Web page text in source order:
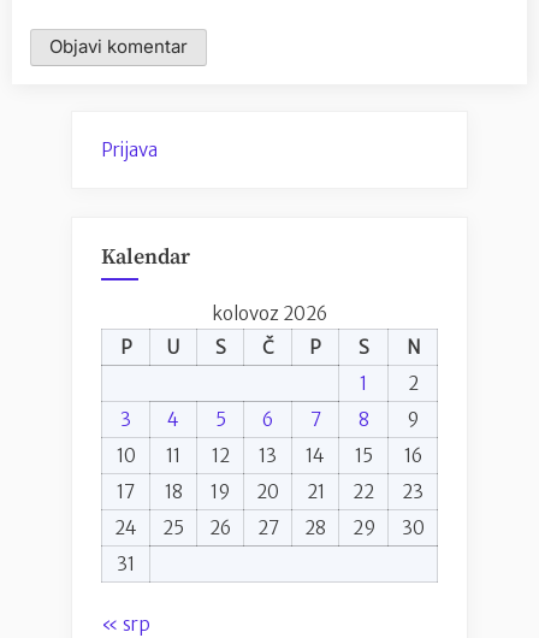
Prijava
Kalendar
kolovoz 2026
P
U S Č P S
N
1
2
3
4 5 6 7 8
9
10
11 12 13 14 15
16
17
18 19 20 21 22
23
24
25 26 27 28 29
30
31
« srp